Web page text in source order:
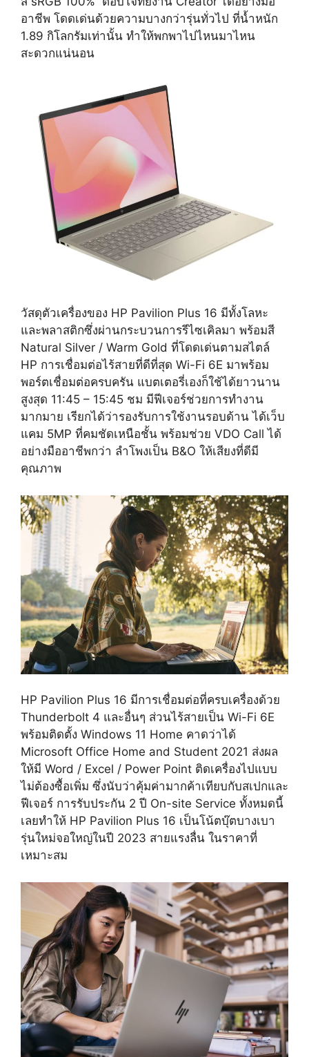
อาชีพ โดดเด่นด้วยความบางกว่ารุ่นทั่วไป ที่น้ำหนัก
1.89 กิโลกรัมเท่านั้น ทำให้พกพาไปไหนมาไหน
สะดวกแน่นอน
วัสดุตัวเครื่องของ HP Pavilion Plus 16 มีทั้งโลหะ
และพลาสติกซึ่งผ่านกระบวนการรีไซเคิลมา พร้อมสี
Natural Silver / Warm Gold ที่โดดเด่นตามสไตล์
HP การเชื่อมต่อไร้สายที่ดีที่สุด Wi-Fi 6E มาพร้อม
พอร์ตเชื่อมต่อครบครัน แบตเตอรี่เองก็ใช้ได้ยาวนาน
สูงสุด 11:45 – 15:45 ชม มีฟีเจอร์ช่วยการทำงาน
มากมาย เรียกได้ว่ารองรับการใช้งานรอบด้าน ได้เว็บ
แคม 5MP ที่คมชัดเหนือชั้น พร้อมช่วย VDO Call ได้
อย่างมืออาชีพกว่า ลำโพงเป็น B&O ให้เสียงที่ดีมี
คุณภาพ
HP Pavilion Plus 16 มีการเชื่อมต่อที่ครบเครื่องด้วย
Thunderbolt 4 และอื่นๆ ส่วนไร้สายเป็น Wi-Fi 6E
พร้อมติดตั้ง Windows 11 Home คาดว่าได้
Microsoft Office Home and Student 2021 ส่งผล
ให้มี Word / Excel / Power Point ติดเครื่องไปแบบ
ไม่ต้องซื้อเพิ่ม ซึ่งนับว่าคุ้มค่ามากค้าเทียบกับสเปกและ
ฟีเจอร์ การรับประกัน 2 ปี On-site Service ทั้งหมดนี้
เลยทำให้ HP Pavilion Plus 16 เป็นโน้ตบุ๊ตบางเบา
รุ่นใหม่จอใหญ่ในปี 2023 สายแรงลื่น ในราคาที่
เหมาะสม